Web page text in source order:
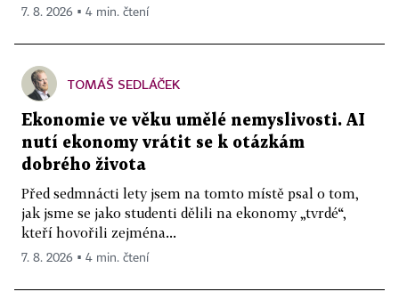
7. 8. 2026 ▪ 4 min. čtení
TOMÁŠ SEDLÁČEK
Ekonomie ve věku umělé nemyslivosti. AI
nutí ekonomy vrátit se k otázkám
dobrého života
Před sedmnácti lety jsem na tomto místě psal o tom,
jak jsme se jako studenti dělili na ekonomy „tvrdé“,
kteří hovořili zejména...
7. 8. 2026 ▪ 4 min. čtení